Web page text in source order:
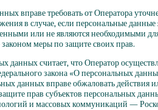
вправе требовать от Оператора
в случае, если персональные
или не являются необходимыми
меры по защите своих прав.
данных считает, что Оператор
закона «Оперсональных
данных вправе обжаловать действия
прав субъектов персональных
и массовых коммуникаций —